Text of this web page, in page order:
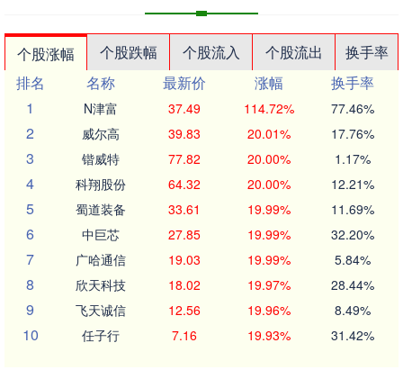
个股涨幅 个股跌幅 个股流入 个股流出
换手率
排名
名称 最新价 涨幅
换手率
1
N津富 37.49 114.72% 77.46%
2 威尔高 39.83 20.01% 17.76%
3 锴威特 77.82 20.00% 1.17%
4 科翔股份 64.32 20.00% 12.21%
5 蜀道装备 33.61 19.99% 11.69%
6 中巨芯 27.85 19.99% 32.20%
7 广哈通信 19.03 19.99% 5.84%
8 欣天科技 18.02 19.97% 28.44%
9 飞天诚信 12.56 19.96% 8.49%
10 任子行 7.16 19.93% 31.42%